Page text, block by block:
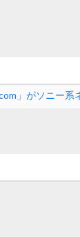
」がソニー系